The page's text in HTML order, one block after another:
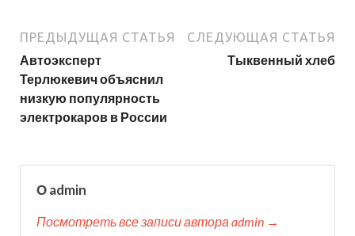
ПРЕДЫДУЩАЯ СТАТЬЯ
Автоэксперт
Терлюкевич объяснил
низкую популярность
электрокаров в России
СЛЕДУЮЩАЯ СТАТЬЯ
Тыквенный хлеб
О admin
Посмотреть все записи автора admin →